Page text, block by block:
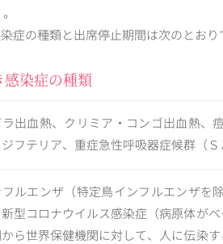
症の種類と出席停止期間は次のとおり
染症の種類
ラ出血熱、クリミア・コンゴ出血熱、
フテリア、重症急性呼吸器症候群（
フルエンザ（特定鳥インフルエンザを
型コロナウイルス感染症（病原体が
ら世界保健機関に対して、人に伝染